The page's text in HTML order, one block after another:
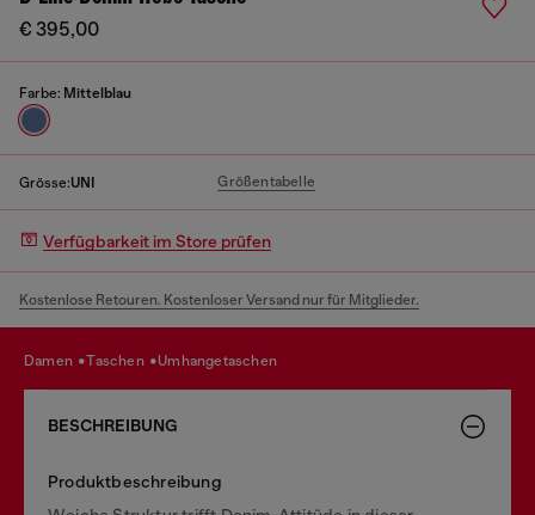
€ 395,00
Farbe: Mittelblau
Grösse:UNI Größentabelle
Verfügbarkeit im Store prüfen
Kostenlose Retouren. Kostenloser Versand nur für Mitglieder.
damen taschen umhangetaschen
BESCHREIBUNG
Produktbeschreibung